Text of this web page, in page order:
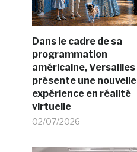
Dans le cadre de sa
programmation
américaine, Versailles
présente une nouvelle
expérience en réalité
virtuelle
02/07/2026